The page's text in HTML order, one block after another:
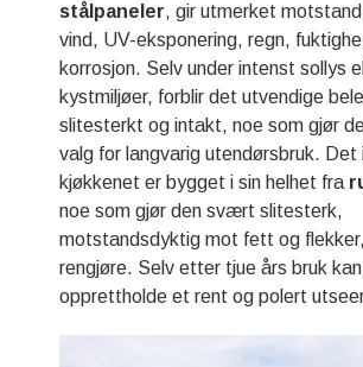
stålpaneler, gir utmerket
vind, UV-eksponering, regn,
korrosjon. Selv under intenst sollys
kystmiljøer, forblir det utvendige
slitesterkt og intakt, noe som gjør
valg for langvarig utendørsbruk. Det
kjøkkenet er bygget i sin helhet fra
noe som gjør den svært slitesterk,
motstandsdyktig mot fett og
rengjøre. Selv etter tjue års bruk
opprettholde et rent og polert